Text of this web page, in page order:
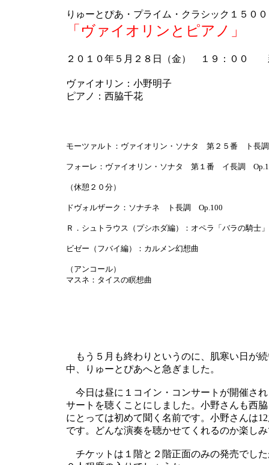
りゅーとぴあ・プライム・クラシック１５０
「ヴァイオリンとピアノ」
２０１０年５月２８日（金） １９：００
ヴァイオリン：小野明子
ピアノ：西脇千花
モーツァルト：ヴァイオリン・ソナタ 第２５番 ト長
フォーレ：ヴァイオリン・ソナタ 第１番 イ長調
（休憩２０分）
ドヴォルザーク：ソナチネ ト長調 Op.100
Ｒ．シュトラウス（プシホダ編）：オペラ「バラの騎士
ビゼー（フバイ編）：カルメン幻想曲
（アンコール）
マスネ：タイスの瞑想曲
もう５月も終わりというのに、肌寒い日が
中、りゅーとぴあへと急ぎました。
今日は昼に１コイン・コンサートが開催さ
サートを聴くことにしました。小野さんも西
にとっては初めて聞く名前です。小野さんは
です。どんな演奏を聴かせてくれるのか楽し
チケットは１階と２階正面のみの発売でし